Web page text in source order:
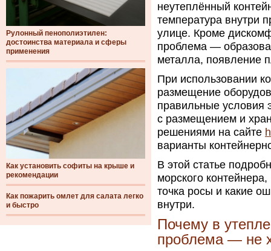
Рулонный пенополиэтилен:
достоинства материала и сферы
применения
Как установить софиты на крыше и
рекомендации
Как пожарить омлет для салата легко
и быстро
неутеплённый
температура внутри
улице. Кроме
проблема —
металла, появление
При использовании
размещение
правильные условия
с размещением и
решениями на сайте
варианты
В этой статье
морского
точка росы и какие
внутри.
Почему в
проблема — не